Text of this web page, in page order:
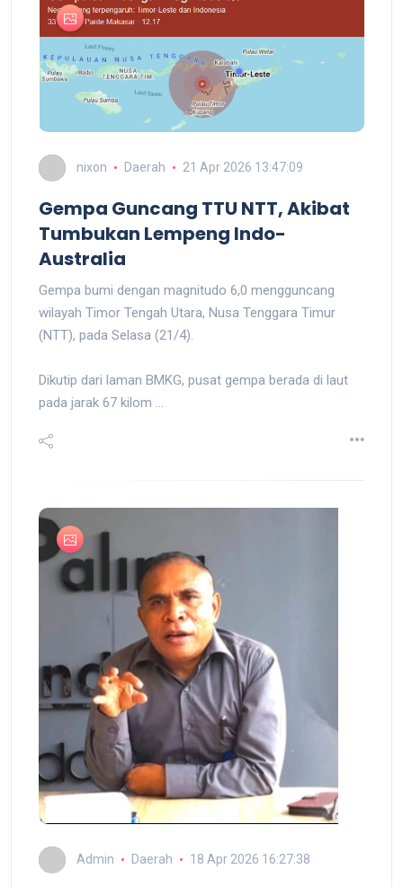
nixon Daerah 21 Apr 2026 13:47:09
Gempa Guncang TTU NTT, Akibat
Tumbukan Lempeng Indo-
Australia
Gempa bumi dengan magnitudo 6,0 mengguncang
wilayah Timor Tengah Utara, Nusa Tenggara Timur
(NTT), pada Selasa (21/4).
Dikutip dari laman BMKG, pusat gempa berada di laut
pada jarak 67 kilom ...
Admin Daerah 18 Apr 2026 16:27:38